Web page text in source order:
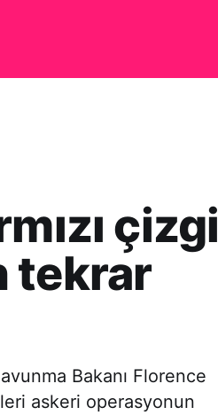
çizgi
tekrar
Bakanı Florence
askeri operasyonun